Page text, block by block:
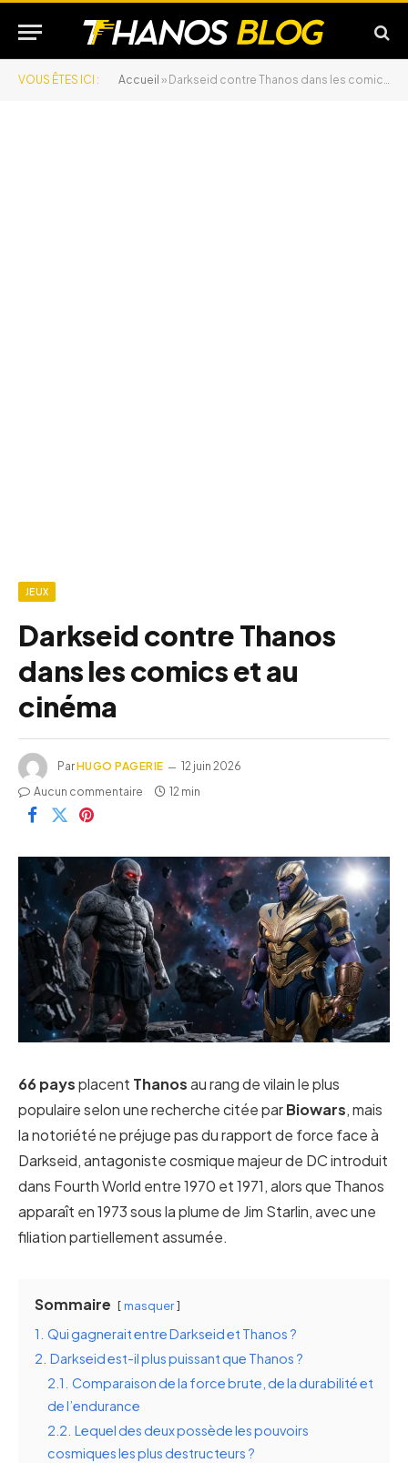
VOUS ÊTES ICI : Accueil » Darkseid contre Thanos dans les comics et au cinéma
JEUX
Darkseid contre Thanos
dans les comics et au
cinéma
ParHUGO PAGERIE
12 juin 2026
Aucun commentaire
12 min
66 paysplacent Thanosau rang de vilain le plus
populaire selon une recherche citée parBiowars, mais
la notoriété ne préjuge pas du rapport de force face à
Darkseid, antagoniste cosmique majeur de DC introduit
dans Fourth World entre 1970 et 1971, alors que Thanos
apparaît en 1973 sous la plume de Jim Starlin, avec une
filiation partiellement assumée.
Sommaire masquer
1. Qui gagnerait entre Darkseid et Thanos ?
2. Darkseid est-il plus puissant que Thanos ?
2.1. Comparaison de la force brute, de la durabilité et
de l’endurance
2.2. Lequel des deux possède les pouvoirs
cosmiques les plus destructeurs ?